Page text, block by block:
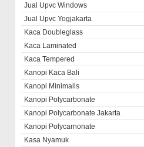
Jual Upvc Windows
Jual Upvc Yogjakarta
Kaca Doubleglass
Kaca Laminated
Kaca Tempered
Kanopi Kaca Bali
Kanopi Minimalis
Kanopi Polycarbonate
Kanopi Polycarbonate Jakarta
Kanopi Polycarnonate
Kasa Nyamuk